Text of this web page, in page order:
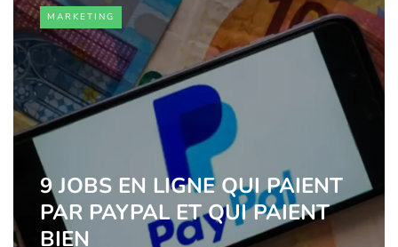
MARKETING
9 JOBS EN LIGNE QUI PAIENT
PAR PAYPAL ET QUI PAIENT
BIEN